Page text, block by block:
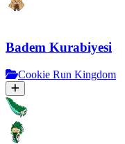
Badem Kurabiyesi
Cookie Run Kingdom